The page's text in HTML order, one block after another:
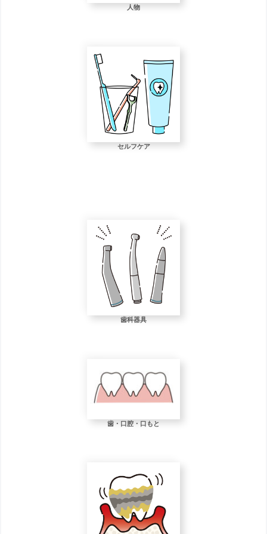
人物
セルフケア
歯科器具
歯・口腔・口もと